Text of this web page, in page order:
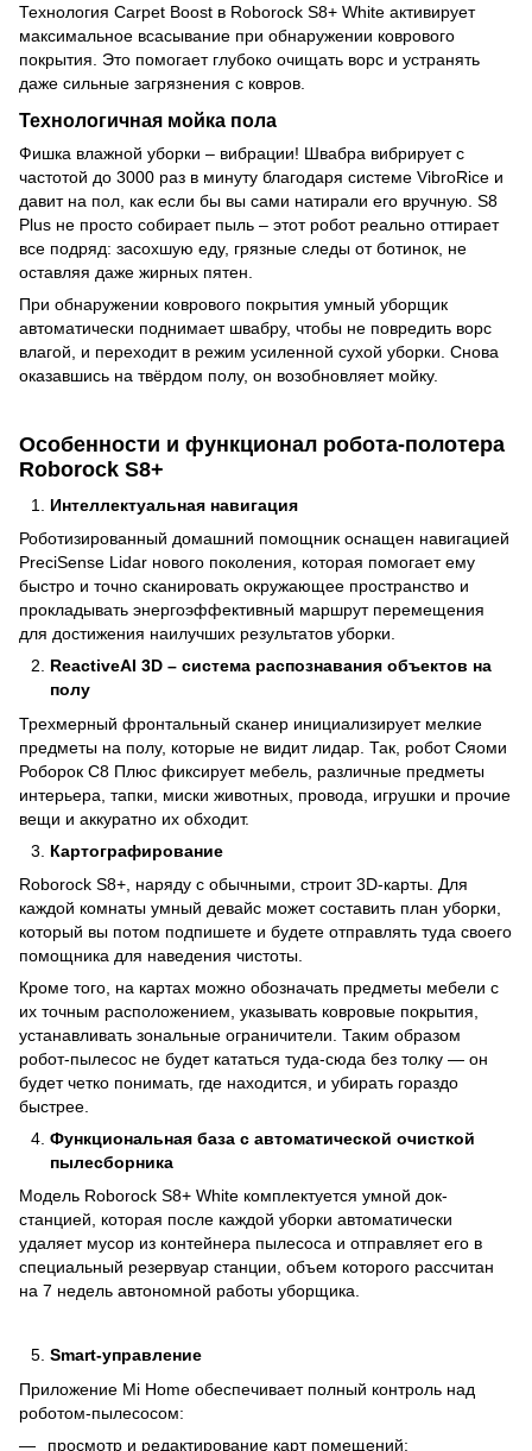
Технология Carpet Boost в Roborock S8+ White активирует
максимальное всасывание при обнаружении коврового
покрытия. Это помогает глубоко очищать ворс и устранять
даже сильные загрязнения с ковров.
Технологичная мойка пола
Фишка влажной уборки – вибрации! Швабра вибрирует с
частотой до 3000 раз в минуту благодаря системе VibroRice и
давит на пол, как если бы вы сами натирали его вручную. S8
Plus не просто собирает пыль – этот робот реально оттирает
все подряд: засохшую еду, грязные следы от ботинок, не
оставляя даже жирных пятен.
При обнаружении коврового покрытия умный уборщик
автоматически поднимает швабру, чтобы не повредить ворс
влагой, и переходит в режим усиленной сухой уборки. Снова
оказавшись на твёрдом полу, он возобновляет мойку.
Особенности и функционал робота-полотера
Roborock S8+
Интеллектуальная навигация
Роботизированный домашний помощник оснащен навигацией
PreciSense Lidar нового поколения, которая помогает ему
быстро и точно сканировать окружающее пространство и
прокладывать энергоэффективный маршрут перемещения
для достижения наилучших результатов уборки.
ReactiveAI 3D – система распознавания объектов на
полу
Трехмерный фронтальный сканер инициализирует мелкие
предметы на полу, которые не видит лидар. Так, робот Сяоми
Роборок С8 Плюс фиксирует мебель, различные предметы
интерьера, тапки, миски животных, провода, игрушки и прочие
вещи и аккуратно их обходит.
Картографирование
Roborock S8+, наряду с обычными, строит 3D-карты. Для
каждой комнаты умный девайс может составить план уборки,
который вы потом подпишете и будете отправлять туда своего
помощника для наведения чистоты.
Кроме того, на картах можно обозначать предметы мебели с
их точным расположением, указывать ковровые покрытия,
устанавливать зональные ограничители. Таким образом
робот-пылесос не будет кататься туда-сюда без толку — он
будет четко понимать, где находится, и убирать гораздо
быстрее.
Функциональная база с автоматической очисткой
пылесборника
Модель Roborock S8+ White комплектуется умной док-
станцией, которая после каждой уборки автоматически
удаляет мусор из контейнера пылесоса и отправляет его в
специальный резервуар станции, объем которого рассчитан
на 7 недель автономной работы уборщика.
Smart-управление
Приложение Mi Home обеспечивает полный контроль над
роботом-пылесосом:
просмотр и редактирование карт помещений;